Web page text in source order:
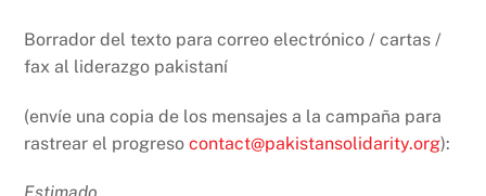
Borrador del texto para correo electrónico / cartas /
fax al liderazgo pakistaní
(envíe una copia de los mensajes a la campaña para
rastrear el progresocontact@pakistansolidarity.org):